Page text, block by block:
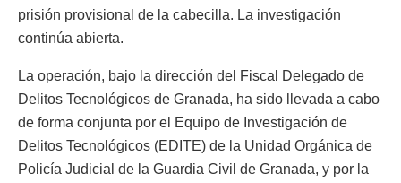
prisión provisional de la cabecilla. La investigación
continúa abierta.
La operación, bajo la dirección del Fiscal Delegado de
Delitos Tecnológicos de Granada, ha sido llevada a cabo
de forma conjunta por el Equipo de Investigación de
Delitos Tecnológicos (EDITE) de la Unidad Orgánica de
Policía Judicial de la Guardia Civil de Granada, y por la